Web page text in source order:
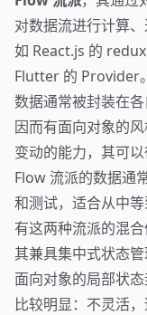
对数据流进行计算
如 React.js 的
Flutter 的 Provider
数据通常被封装在各
因而有面向对象的
变动的能力，其可
Flow 流派的数据通
和测试，适合从中
有这两种流派的混合
其兼具集中式状态
面向对象的局部状
比较明显：不灵活